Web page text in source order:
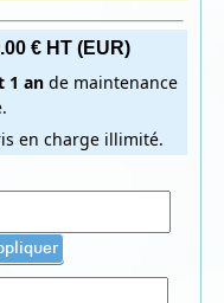
1 an de maintenance
en charge illimité.